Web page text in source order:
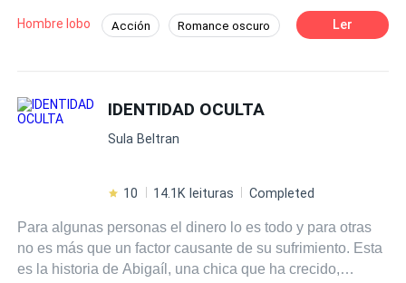
algunos betas.
Hombre lobo Acción Romance oscuro Ler
IDENTIDAD OCULTA
Sula Beltran
10 14.1K leituras Completed
Para algunas personas el dinero lo es todo y para otras
no es más que un factor causante de su sufrimiento. Esta
es la historia de Abigaíl, una chica que ha crecido,